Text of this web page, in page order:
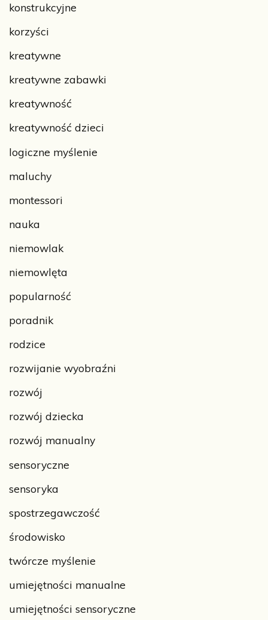
konstrukcyjne
korzyści
kreatywne
kreatywne zabawki
kreatywność
kreatywność dzieci
logiczne myślenie
maluchy
montessori
nauka
niemowlak
niemowlęta
popularność
poradnik
rodzice
rozwijanie wyobraźni
rozwój
rozwój dziecka
rozwój manualny
sensoryczne
sensoryka
spostrzegawczość
środowisko
twórcze myślenie
umiejętności manualne
umiejętności sensoryczne